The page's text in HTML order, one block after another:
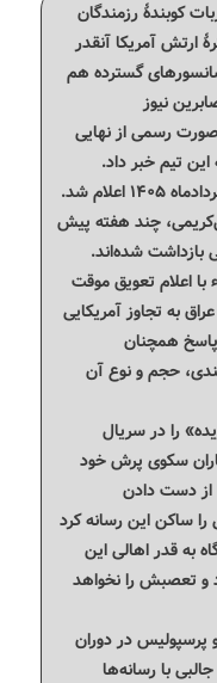
کوبندهٔ رزمندگان
ارتش آمریکا آنقدر
گسترده هم
نیوز
رسمی از نهایی
تیم خبر داد.
چند هفته پیش
بازداشت شده‌اند.
با اعلام تعویق موقت
به تجاوز آمریکایی
همچنان
حجم و نوع آن
را در سریال
سکوی پرش خود
از دست دادن
ساکن این رسانه کرد
به قدر اهالی این
و تعصبش را نخواهد
پرسپولیس در دوران
با رسانه‌ها